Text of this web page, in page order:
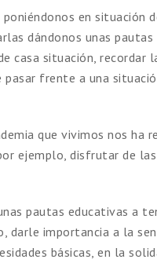
en situación
dándonos unas
casa situación,
pasar frente a una
que vivimos nos ha
ejemplo, disfrutar de
pautas educativas a
darle importancia a la
básicas, en la